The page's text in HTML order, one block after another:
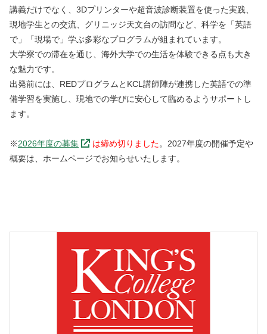
講義だけでなく、3Dプリンターや超音波診断装置を使った実践、
現地学生との交流、グリニッジ天文台の訪問など、科学を「英語
で」「現場で」学ぶ多彩なプログラムが組まれています。
大学寮での滞在を通じ、海外大学での生活を体験できる点も大き
な魅力です。
出発前には、REDプログラムとKCL講師陣が連携した英語での準
備学習を実施し、現地での学びに安心して臨めるようサポートし
ます。
※2026年度の募集 は締め切りました。2027年度の開催予定や
概要は、ホームページでお知らせいたします。